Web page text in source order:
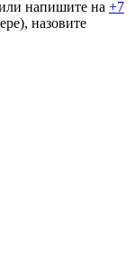
напишите на +7
назовите